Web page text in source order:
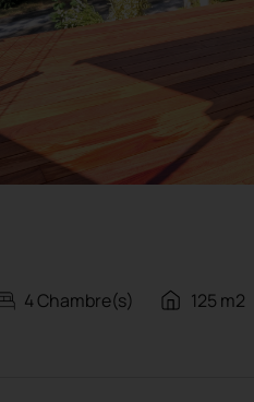
4 Chambre(s) 125 m2